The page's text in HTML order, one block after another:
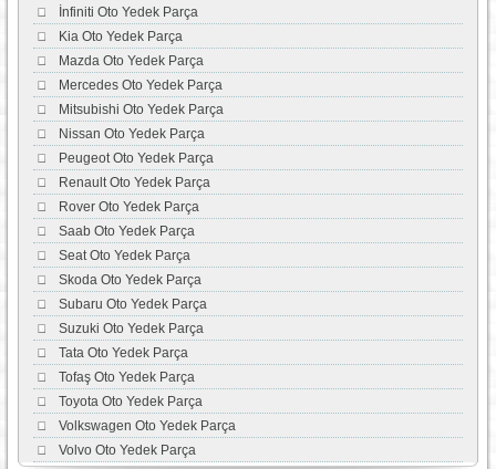
İnfiniti Oto Yedek Parça
Kia Oto Yedek Parça
Mazda Oto Yedek Parça
Mercedes Oto Yedek Parça
Mitsubishi Oto Yedek Parça
Nissan Oto Yedek Parça
Peugeot Oto Yedek Parça
Renault Oto Yedek Parça
Rover Oto Yedek Parça
Saab Oto Yedek Parça
Seat Oto Yedek Parça
Skoda Oto Yedek Parça
Subaru Oto Yedek Parça
Suzuki Oto Yedek Parça
Tata Oto Yedek Parça
Tofaş Oto Yedek Parça
Toyota Oto Yedek Parça
Volkswagen Oto Yedek Parça
Volvo Oto Yedek Parça